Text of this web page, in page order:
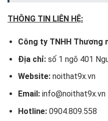
THÔNG TIN LIÊN HỆ:
Công ty TNHH Thương
Địa chỉ:số 1 ngõ 401
Website: noithat9x.vn
Email:info@noithat9x.vn
Hotline:0904.809.558